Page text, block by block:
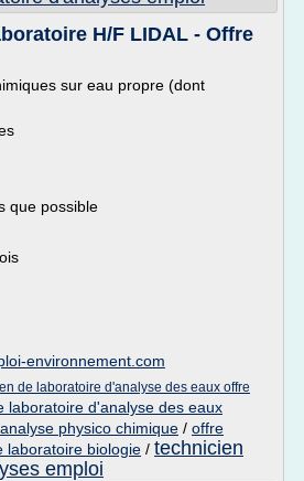
H/F LIDAL - Offre
sur eau propre (dont
que possible
environnement.com
de laboratoire d'analyse des eaux offre
laboratoire d'analyse des eaux
physico chimique / offre
laboratoire biologie / technicien
emploi